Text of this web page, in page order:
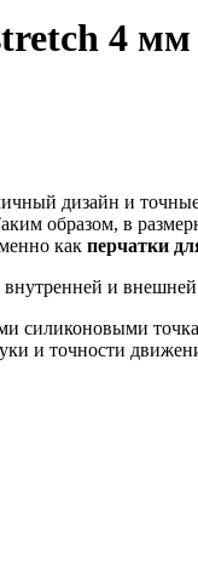
4 мм
дизайн и
образом, в
как перчатки
и
силиконовыми
и точности